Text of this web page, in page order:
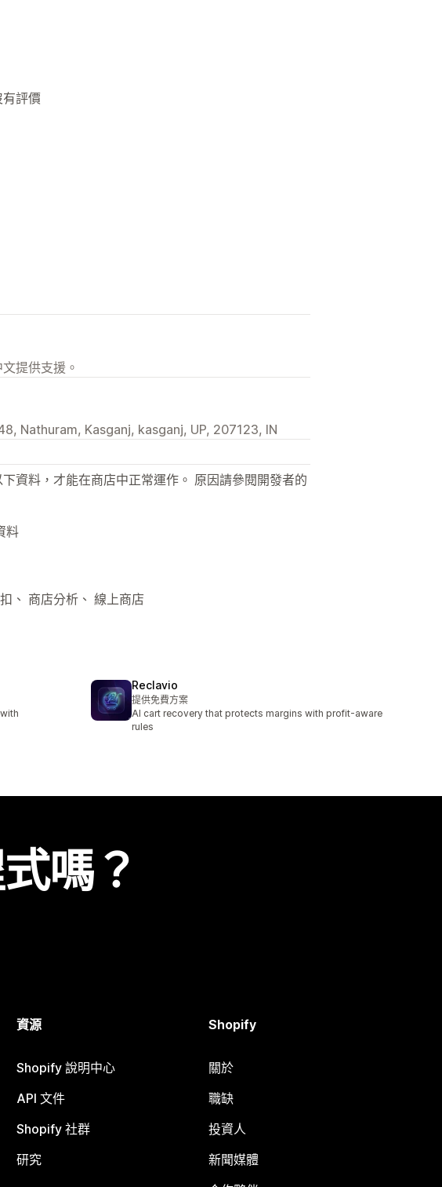
有評價
提供支援。
Nathuram, Kasganj, kasganj, UP, 207123, IN
資料，才能在商店中正常運作。 原因請參閱開發者的
料
、 商店分析、 線上商店
Reclavio
提供免費方案
AI cart recovery that protects margins with profit-aware
rules
嗎？
資源
Shopify 說明中心
API 文件
Shopify 社群
研究
Shopify
關於
職缺
投資人
新聞媒體